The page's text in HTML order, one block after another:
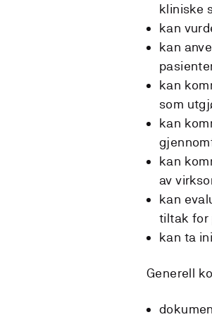
kliniske
kan
kan
kan
som
kan
kan
av
kan
tiltak for
kan ta
Generell